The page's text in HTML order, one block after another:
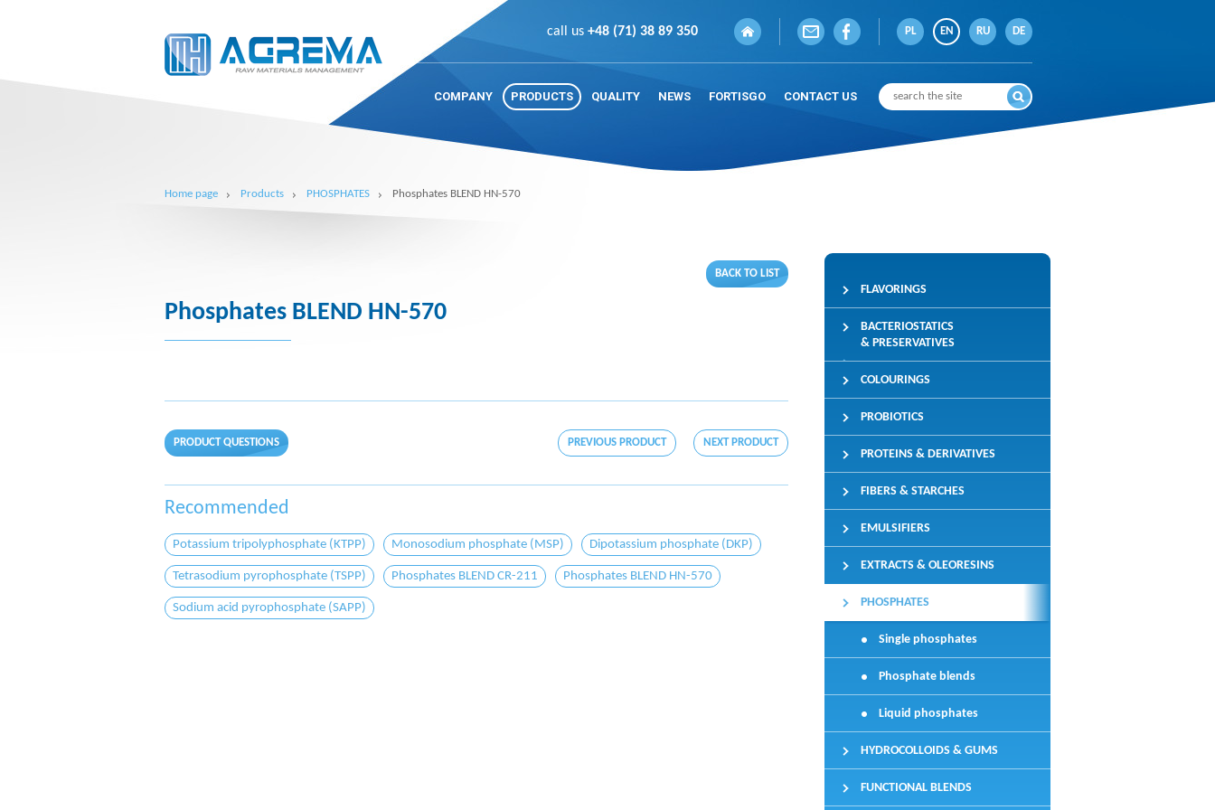
call us +48 (71) 38 89 350 PL EN RU DE
COMPANY PRODUCTS QUALITY NEWS FORTISGO CONTACT US
Home page Products PHOSPHATES Phosphates BLEND HN-570
FLAVORINGS
BACTERIOSTATICS
& PRESERVATIVES
COLOURINGS
PROBIOTICS
PROTEINS & DERIVATIVES
FIBERS & STARCHES
EMULSIFIERS
EXTRACTS & OLEORESINS
PHOSPHATES
Single phosphates
Phosphate blends
Liquid phosphates
HYDROCOLLOIDS & GUMS
FUNCTIONAL BLENDS
BACK TO LIST
Phosphates BLEND HN-570
PRODUCT QUESTIONS PREVIOUS PRODUCT NEXT PRODUCT
Recommended
Potassium tripolyphosphate (KTPP) Monosodium phosphate (MSP) Dipotassium phosphate (DKP)
Tetrasodium pyrophosphate (TSPP) Phosphates BLEND CR-211 Phosphates BLEND HN-570
Sodium acid pyrophosphate (SAPP)